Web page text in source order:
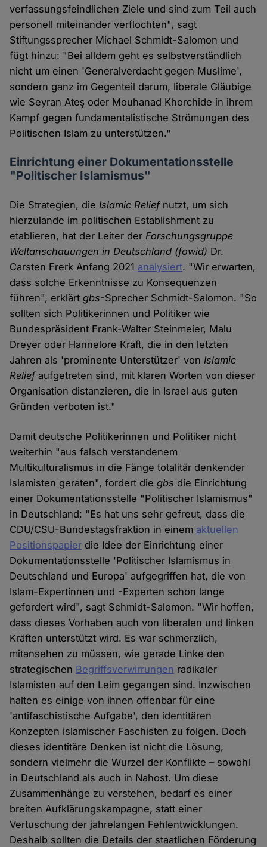
verfassungsfeindlichen Ziele und sind zum Teil auch
personell miteinander verflochten", sagt
Stiftungssprecher Michael Schmidt-Salomon und
fügt hinzu: "Bei alldem geht es selbstverständlich
nicht um einen 'Generalverdacht gegen Muslime',
sondern ganz im Gegenteil darum, liberale Gläubige
wie Seyran Ateş oder Mouhanad Khorchide in ihrem
Kampf gegen fundamentalistische Strömungen des
Politischen Islam zu unterstützen."
Einrichtung einer Dokumentationsstelle
"Politischer Islamismus"
Die Strategien, dieIslamic Reliefnutzt, um sich
hierzulande im politischen Establishment zu
etablieren, hat der Leiter derForschungsgruppe
Weltanschauungen in Deutschland (fowid) Dr.
Carsten Frerk Anfang 2021 analysiert. "Wir erwarten,
dass solche Erkenntnisse zu Konsequenzen
führen", erklärtgbs-Sprecher Schmidt-Salomon. "So
sollten sich Politikerinnen und Politiker wie
Bundespräsident Frank-Walter Steinmeier, Malu
Dreyer oder Hannelore Kraft, die in den letzten
Jahren als 'prominente Unterstützer' vonIslamic
Reliefaufgetreten sind, mit klaren Worten von dieser
Organisation distanzieren, die in Israel aus guten
Gründen verboten ist."
Damit deutsche Politikerinnen und Politiker nicht
weiterhin "aus falsch verstandenem
Multikulturalismus in die Fänge totalitär denkender
Islamisten geraten", fordert diegbs die Einrichtung
einer Dokumentationsstelle "Politischer Islamismus"
in Deutschland: "Es hat uns sehr gefreut, dass die
CDU/CSU-Bundestagsfraktion in einem aktuellen
Positionspapier die Idee der Einrichtung einer
Dokumentationsstelle 'Politischer Islamismus in
Deutschland und Europa' aufgegriffen hat, die von
Islam-Expertinnen und -Experten schon lange
gefordert wird", sagt Schmidt-Salomon. "Wir hoffen,
dass dieses Vorhaben auch von liberalen und linken
Kräften unterstützt wird. Es war schmerzlich,
mitansehen zu müssen, wie gerade Linke den
strategischen Begriffsverwirrungen radikaler
Islamisten auf den Leim gegangen sind. Inzwischen
halten es einige von ihnen offenbar für eine
'antifaschistische Aufgabe', den identitären
Konzepten islamischer Faschisten zu folgen. Doch
dieses identitäre Denken ist nicht die Lösung,
sondern vielmehr die Wurzel der Konflikte – sowohl
in Deutschland als auch in Nahost. Um diese
Zusammenhänge zu verstehen, bedarf es einer
breiten Aufklärungskampagne, statt einer
Vertuschung der jahrelangen Fehlentwicklungen.
Deshalb sollten die Details der staatlichen Förderung